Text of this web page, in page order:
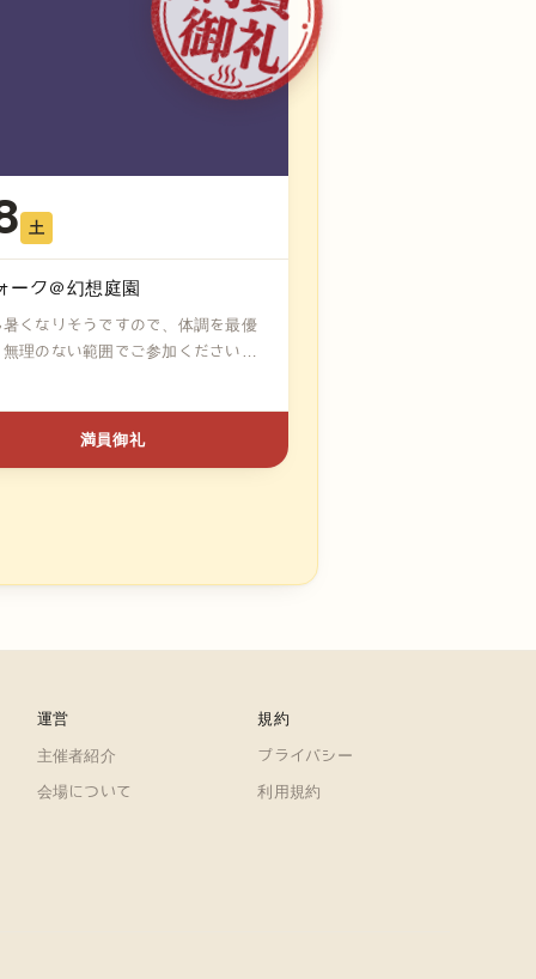
土
ーク＠幻想庭園
くなりそうですので、体調を最優
理のない範囲でご参加ください！
満員御礼
運営
主催者紹介
会場について
規約
プライバシー
利用規約